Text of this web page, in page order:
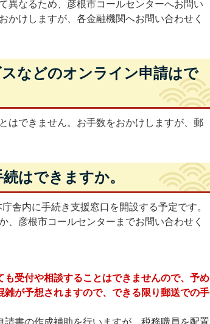
異なるため、彦根市コールセンターへお問い
けしますが、各金融機関へお問い合わせく
などのオンライン申請はで
はできません。お手数をおかけしますが、郵
はできますか。
舎内に手続き支援窓口を開設する予定です。
彦根市コールセンターまでお問い合わせく
受付や相談することはできませんので、予め
雑が予想されますので、できる限り郵送での手
書の作成補助を行いますが、税務職員を配置